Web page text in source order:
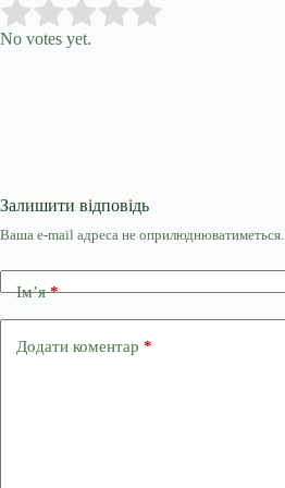
Rate this item:
No votes yet.
Залишити відповідь
Ваша e-mail адреса не оприлюднюватиметься.
Ім’я*
Додати коментар *